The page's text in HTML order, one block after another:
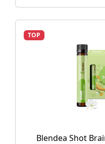
TOP
Blendea Shot